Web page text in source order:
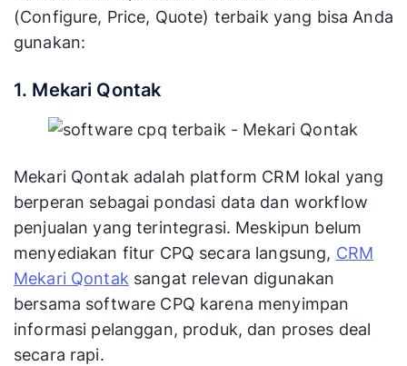
(Configure, Price, Quote) terbaik yang bisa Anda
gunakan:
1. Mekari Qontak
Mekari Qontak adalah platform CRM lokal yang
berperan sebagai pondasi data dan workflow
penjualan yang terintegrasi. Meskipun belum
menyediakan fitur CPQ secara langsung, CRM
Mekari Qontak sangat relevan digunakan
bersama software CPQ karena menyimpan
informasi pelanggan, produk, dan proses deal
secara rapi.